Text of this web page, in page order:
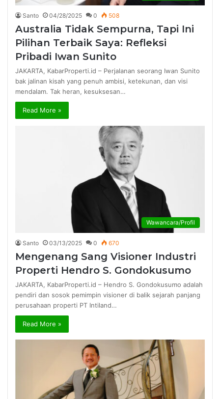
Santo 04/28/2025 0 508
Australia Tidak Sempurna, Tapi Ini
Pilihan Terbaik Saya: Refleksi
Pribadi Iwan Sunito
JAKARTA, KabarProperti.id – Perjalanan seorang Iwan Sunito
bak jalinan kisah yang penuh ambisi, ketekunan, dan visi
mendalam. Tak heran, kesuksesan…
Read More »
Wawancara/Profil
Santo 03/13/2025 0 670
Mengenang Sang Visioner Industri
Properti Hendro S. Gondokusumo
JAKARTA, KabarProperti.id – Hendro S. Gondokusumo adalah
pendiri dan sosok pemimpin visioner di balik sejarah panjang
perusahaan properti PT Intiland…
Read More »